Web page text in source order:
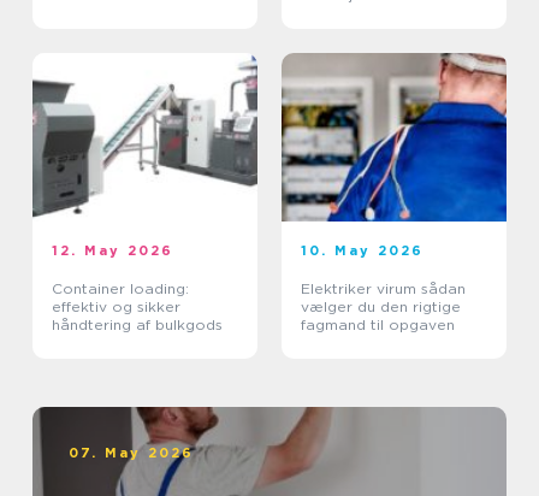
12. May 2026
Container loading:
effektiv og sikker
håndtering af bulkgods
10. May 2026
Elektriker virum sådan
vælger du den rigtige
fagmand til opgaven
07. May 2026